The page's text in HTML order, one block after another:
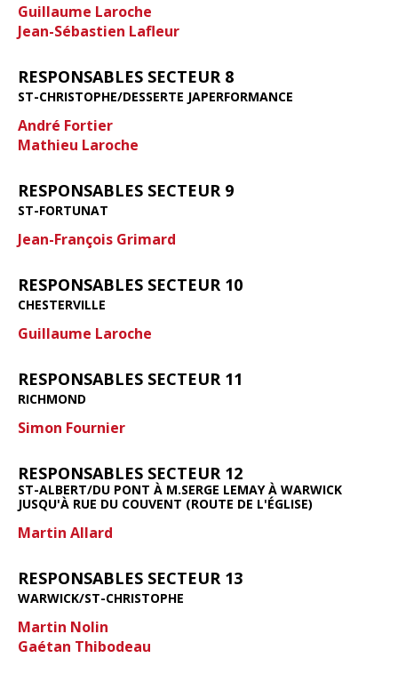
Guillaume Laroche
Jean-Sébastien Lafleur
RESPONSABLES SECTEUR 8
ST-CHRISTOPHE/DESSERTE JAPERFORMANCE
André Fortier
Mathieu Laroche
RESPONSABLES SECTEUR 9
ST-FORTUNAT
Jean-François Grimard
RESPONSABLES SECTEUR 10
CHESTERVILLE
Guillaume Laroche
RESPONSABLES SECTEUR 11
RICHMOND
Simon Fournier
RESPONSABLES SECTEUR 12
ST-ALBERT/DU PONT À M.SERGE LEMAY À WARWICK
JUSQU'À RUE DU COUVENT (ROUTE DE L'ÉGLISE)
Martin Allard
RESPONSABLES SECTEUR 13
WARWICK/ST-CHRISTOPHE
Martin Nolin
Gaétan Thibodeau